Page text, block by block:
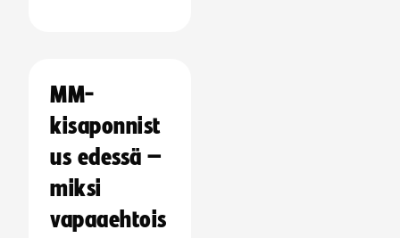
MM-
kisaponnist
us edessä –
miksi
vapaaehtois